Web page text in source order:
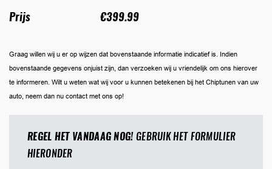
Prijs €399.99
Graag willen wij u er op wijzen dat bovenstaande informatie indicatief is. Indien
bovenstaande gegevens onjuist zijn, dan verzoeken wij u vriendelijk om ons hierover
te informeren. Wilt u weten wat wij voor u kunnen betekenen bij het Chiptunen van uw
auto, neem dan nu contact met ons op!
REGEL HET VANDAAG NOG!GEBRUIK HET FORMULIER
HIERONDER